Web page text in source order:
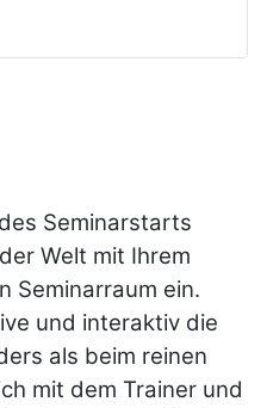
Seminarstarts
Welt mit Ihrem
Seminar­raum ein.
und interaktiv die
als beim reinen
mit dem Trainer und